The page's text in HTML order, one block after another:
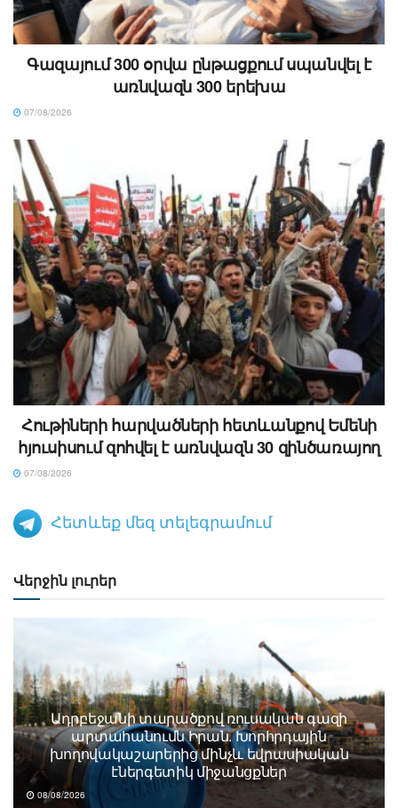
Գազայում 300 օրվա ընթացքում սպանվել է
առնվազն 300 երեխա
07/08/2026
Հութիների հարվածների հետևանքով Եմենի
հյուսիսում զոհվել է առնվազն 30 զինծառայող
07/08/2026
Հետևեք մեզ տելեգրամում
Վերջին լուրեր
Ադրբեջանի տարածքով ռուսական գազի
արտահանումն Իրան. Խորհրդային
խողովակաշարերից մինչև եվրասիական
էներգետիկ միջանցքներ
08/08/2026